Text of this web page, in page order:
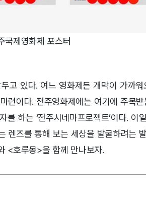
국제영화제 포스터
고 있다. 여느 영화제든 개막이 가까
련이다. 전주영화제에는 여기에 주목
하는 ‘전주시네마프로젝트’이다. 이
렌즈를 통해 보는 세상을 발굴하려는
<호루몽>을 함께 만나보자.